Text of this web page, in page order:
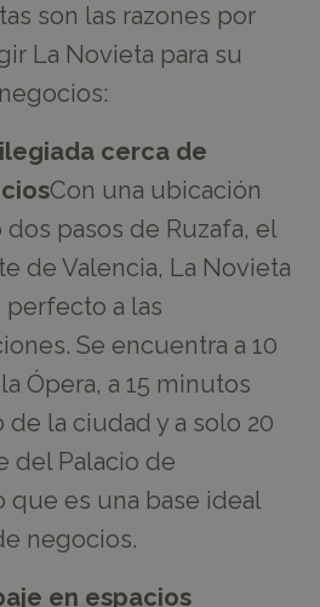
son las razones por
La Novieta para su
cerca de
Con una ubicación
pasos de Ruzafa, el
de Valencia, La Novieta
a las
Se encuentra a 10
Ópera, a 15 minutos
la ciudad y a solo 20
del Palacio de
que es una base ideal
negocios.
en espacios